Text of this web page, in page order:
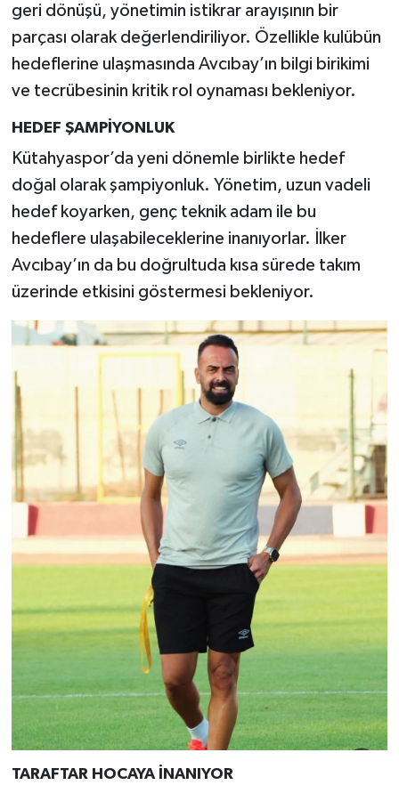
geri dönüşü, yönetimin istikrar arayışının bir
parçası olarak değerlendiriliyor. Özellikle kulübün
hedeflerine ulaşmasında Avcıbay’ın bilgi birikimi
ve tecrübesinin kritik rol oynaması bekleniyor.
HEDEF ŞAMPİYONLUK
Kütahyaspor’da yeni dönemle birlikte hedef
doğal olarak şampiyonluk. Yönetim, uzun vadeli
hedef koyarken, genç teknik adam ile bu
hedeflere ulaşabileceklerine inanıyorlar. İlker
Avcıbay’ın da bu doğrultuda kısa sürede takım
üzerinde etkisini göstermesi bekleniyor.
TARAFTAR HOCAYA İNANIYOR